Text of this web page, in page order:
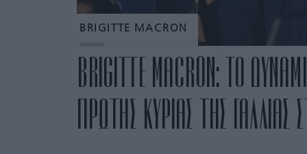
BRIGITTE MACRON
BRIGITTE MACRON: ΤΟ
ΠΡΩΤΗΣ ΚΥΡΙΑΣ ΤΗΣ ΓΑΛΛΙΑΣ